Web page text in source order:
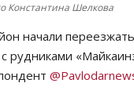
Константина Шелкова
начали
рудниками